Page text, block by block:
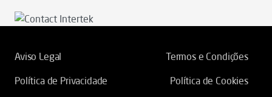
Aviso Legal
Termos e Condições
Política de Privacidade
Política de Cookies